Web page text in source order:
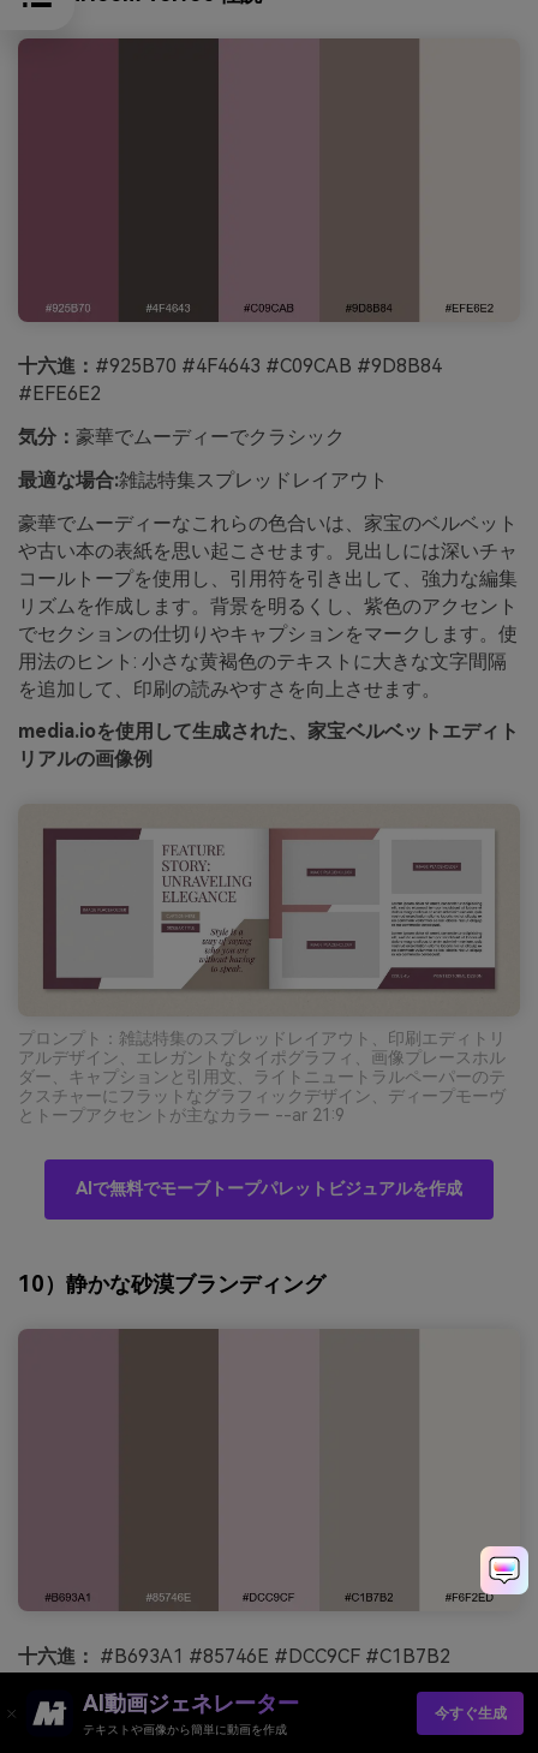
十六進： #925B70 #4F4643 #C09CAB #9D8B84
#EFE6E2
気分： 豪華でムーディーでクラシック
最適な場合:雑誌特集スプレッドレイアウト
豪華でムーディーなこれらの色合いは、家宝のベルベット
や古い本の表紙を思い起こさせます。見出しには深いチャ
コールトープを使用し、引用符を引き出して、強力な編集
リズムを作成します。背景を明るくし、紫色のアクセント
でセクションの仕切りやキャプションをマークします。使
用法のヒント: 小さな黄褐色のテキストに大きな文字間隔
を追加して、印刷の読みやすさを向上させます。
media.ioを使用して生成された、家宝ベルベットエディト
リアルの画像例
プロンプト：雑誌特集のスプレッドレイアウト、印刷エディトリ
アルデザイン、エレガントなタイポグラフィ、画像プレースホル
ダー、キャプションと引用文、ライトニュートラルペーパーのテ
クスチャーにフラットなグラフィックデザイン、ディープモーヴ
とトープアクセントが主なカラー --ar 21:9
AIで無料でモーブトープパレットビジュアルを作成
10）静かな砂漠ブランディング
十六進： #B693A1 #85746E #DCC9CF #C1B7B2
気分：
穏やかで落ち着き、信頼できる
AI動画ジェネレーター
テキストや画像から簡単に動画を作成
今すぐ生成